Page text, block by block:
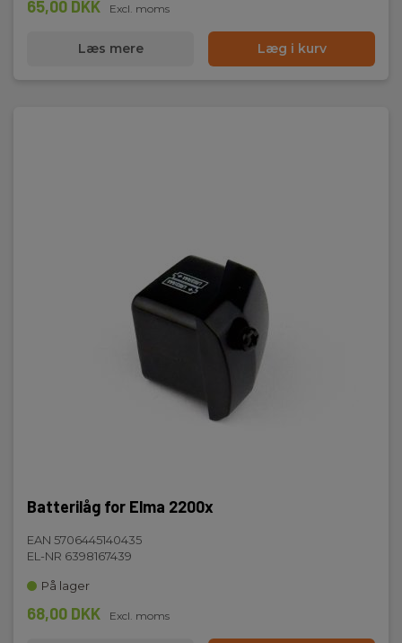
65,00 DKK Excl. moms
Læs mere Læg i kurv
Batterilåg for Elma 2200x
EAN 5706445140435
EL-NR 6398167439
På lager
68,00 DKK Excl. moms